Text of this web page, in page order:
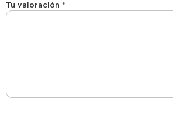
Tu valoración *